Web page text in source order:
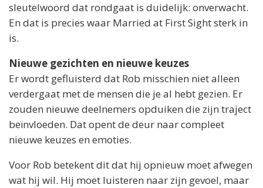
sleutelwoord dat rondgaat is duidelijk: onverwacht.
En dat is precies waar Married at First Sight sterk in
is.
Nieuwe gezichten en nieuwe keuzes
Er wordt gefluisterd dat Rob misschien niet alleen
verdergaat met de mensen die je al hebt gezien. Er
zouden nieuwe deelnemers opduiken die zijn traject
beïnvloeden. Dat opent de deur naar compleet
nieuwe keuzes en emoties.
Voor Rob betekent dit dat hij opnieuw moet afwegen
wat hij wil. Hij moet luisteren naar zijn gevoel, maar